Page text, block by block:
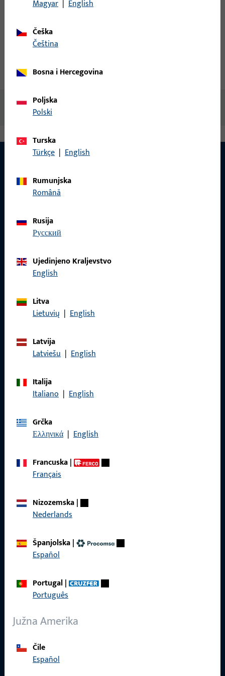
Opis proizvoda
Preuzimanja
Nema dostupnog sadržaja
KONTAKT
Imate li pitanja ili želite osobno savjetovanje?
Nazovite nas
Magyar | English
Češka
čeština
Bosna i Hercegovina
Poljska
Polski
Turska
Türkçe | English
Rumunjska
Română
Rusija
русский
Ujedinjeno Kraljevstvo
English
Litva
Lietuvių | English
Latvija
Latviešu | English
Italija
Italiano | English
Grčka
Ελληνικά | English
Francuska|
Français
Nizozemska|
Nederlands
Španjolska|
Español
Portugal|
Português
Južna Amerika
Čile
Español
Impressum
Opći uvjeti poslovanja
O nama
Reference